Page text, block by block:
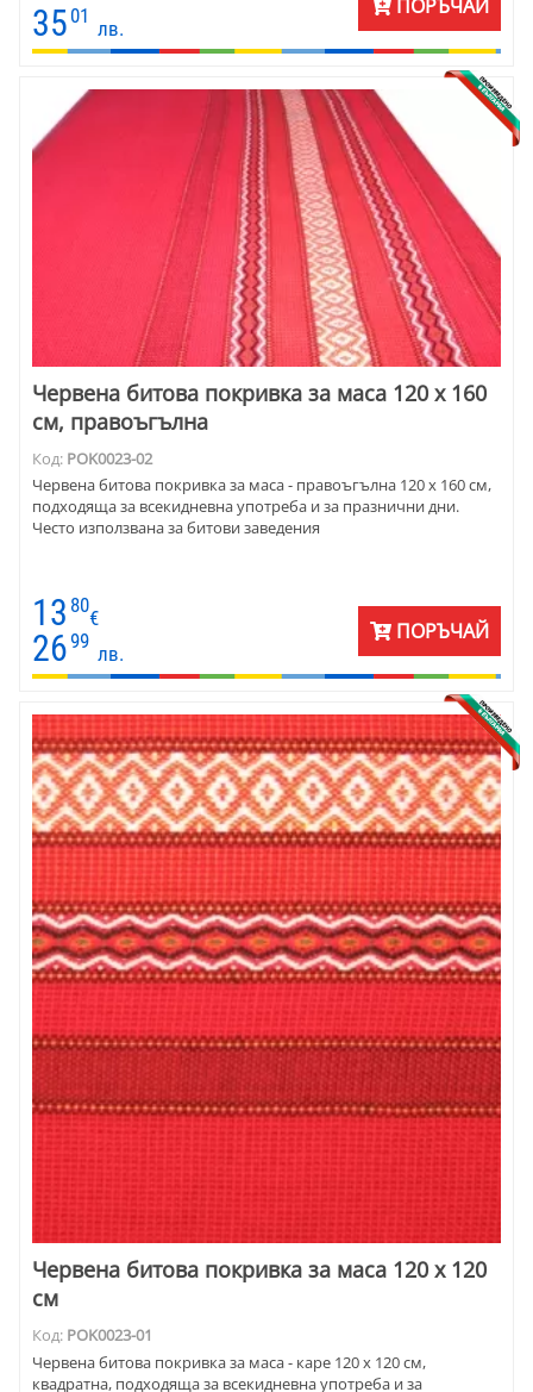
35 01
лв.
ПОРЪЧАЙ
Червена битова покривка за маса 120 х 160
см, правоъгълна
Код: POK0023-02
Червена битова покривка за маса - правоъгълна 120 х 160 см,
подходяща за всекидневна употреба и за празнични дни.
Често използвана за битови заведения
13 80
€
2699
лв.
ПОРЪЧАЙ
Червена битова покривка за маса 120 х 120
см
Код: POK0023-01
Червена битова покривка за маса - каре 120 х 120 см,
квадратна, подходяща за всекидневна употреба и за